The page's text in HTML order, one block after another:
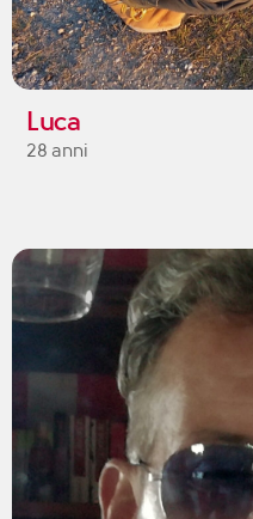
Luca
28 anni